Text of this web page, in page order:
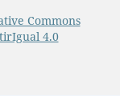
Commons
4.0